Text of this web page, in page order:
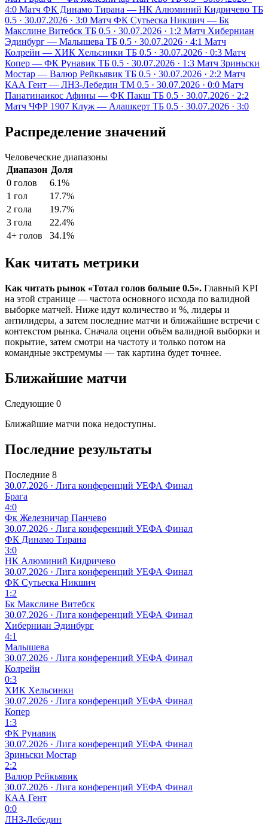
4:0 Матч ФК Динамо Тирана — НК Алюминий Кидричево ТБ
0.5 · 30.07.2026 · 3:0 Матч ФК Сутьеска Никшич — Бк
Макслине Витебск ТБ 0.5 · 30.07.2026 · 1:2 Матч Хиберниан
Эдинбург — Малышева ТБ 0.5 · 30.07.2026 · 4:1 Матч
Колрейн — ХИК Хельсинки ТБ 0.5 · 30.07.2026 · 0:3 Матч
Копер — ФК Рунавик ТБ 0.5 · 30.07.2026 · 1:3 Матч Зриньски
Мостар — Валюр Рейкьявик ТБ 0.5 · 30.07.2026 · 2:2 Матч
КАА Гент — ЛНЗ-Лебедин ТМ 0.5 · 30.07.2026 · 0:0 Матч
Панатинаикос Афины — ФК Пакш ТБ 0.5 · 30.07.2026 · 2:2
Матч ЧФР 1907 Клуж — Алашкерт ТБ 0.5 · 30.07.2026 · 3:0
Распределение значений
Человеческие диапазоны
Диапазон Доля
0 голов
6.1%
1 гол
17.7%
2 гола
19.7%
3 гола
22.4%
4+ голов
34.1%
Как читать метрики
Как читать рынок «Тотал голов больше 0.5». Главный KPI
на этой странице — частота основного исхода по валидной
выборке матчей. Ниже идут количество и %, лидеры и
антилидеры, а затем последние матчи и ближайшие встречи с
контекстом рынка. Сначала оцени объём валидной выборки и
покрытие, затем смотри на частоту и только потом на
командные экстремумы — так картина будет точнее.
Ближайшие матчи
Следующие 0
Ближайшие матчи пока недоступны.
Последние результаты
Последние 8
30.07.2026 · Лига конференций УЕФА Финал
Брага
4:0
Фк Железничар Панчево
30.07.2026 · Лига конференций УЕФА Финал
ФК Динамо Тирана
3:0
НК Алюминий Кидричево
30.07.2026 · Лига конференций УЕФА Финал
ФК Сутьеска Никшич
1:2
Бк Макслине Витебск
30.07.2026 · Лига конференций УЕФА Финал
Хиберниан Эдинбург
4:1
Малышева
30.07.2026 · Лига конференций УЕФА Финал
Колрейн
0:3
ХИК Хельсинки
30.07.2026 · Лига конференций УЕФА Финал
Копер
1:3
ФК Рунавик
30.07.2026 · Лига конференций УЕФА Финал
Зриньски Мостар
2:2
Валюр Рейкьявик
30.07.2026 · Лига конференций УЕФА Финал
КАА Гент
0:0
ЛНЗ-Лебедин